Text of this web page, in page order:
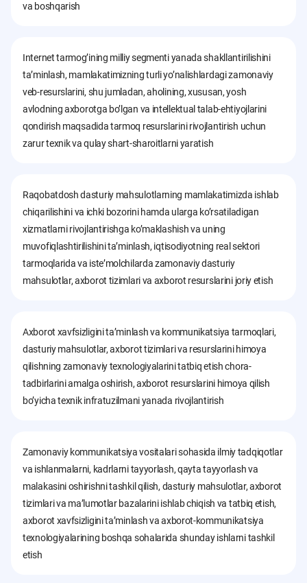
va boshqarish
Internet tarmogʼining milliy segmenti yanada shakllantirilishini
taʼminlash, mamlakatimizning turli yoʼnalishlardagi zamonaviy
veb-resurslarini, shu jumladan, aholining, xususan, yosh
avlodning axborotga boʼlgan va intellektual talab-ehtiyojlarini
qondirish maqsadida tarmoq resurslarini rivojlantirish uchun
zarur texnik va qulay shart-sharoitlarni yaratish
Raqobatdosh dasturiy mahsulotlarning mamlakatimizda ishlab
chiqarilishini va ichki bozorini hamda ularga koʼrsatiladigan
xizmatlarni rivojlantirishga koʼmaklashish va uning
muvofiqlashtirilishini taʼminlash, iqtisodiyotning real sektori
tarmoqlarida va isteʼmolchilarda zamonaviy dasturiy
mahsulotlar, axborot tizimlari va axborot resurslarini joriy etish
Axborot xavfsizligini taʼminlash va kommunikatsiya tarmoqlari,
dasturiy mahsulotlar, axborot tizimlari va resurslarini himoya
qilishning zamonaviy texnologiyalarini tatbiq etish chora-
tadbirlarini amalga oshirish, axborot resurslarini himoya qilish
boʼyicha texnik infratuzilmani yanada rivojlantirish
Zamonaviy kommunikatsiya vositalari sohasida ilmiy tadqiqotlar
va ishlanmalarni, kadrlarni tayyorlash, qayta tayyorlash va
malakasini oshirishni tashkil qilish, dasturiy mahsulotlar, axborot
tizimlari va ma’lumotlar bazalarini ishlab chiqish va tatbiq etish,
axborot xavfsizligini ta’minlash va axborot-kommunikatsiya
texnologiyalarining boshqa sohalarida shunday ishlarni tashkil
etish